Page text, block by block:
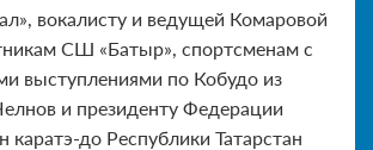
вокалисту и ведущей Комаровой
СШ «Батыр», спортсменам с
выступлениями по Кобудо из
и президенту Федерации
каратэ-до Республики Татарстан